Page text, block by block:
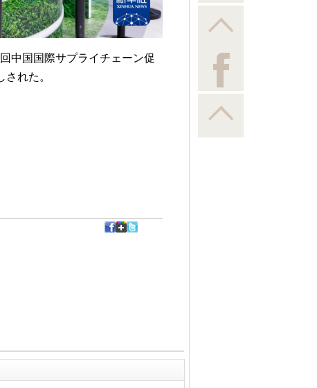
中国国際サプライチェーン促
れた。